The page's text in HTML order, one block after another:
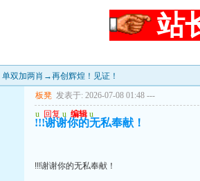
站
双加两肖→再创辉煌！见证！
板凳 发表于: 2026-07-08 01:48 ---
u 回复 u 编辑 u
!!!谢谢你的无私奉献！
!!!谢谢你的无私奉献！